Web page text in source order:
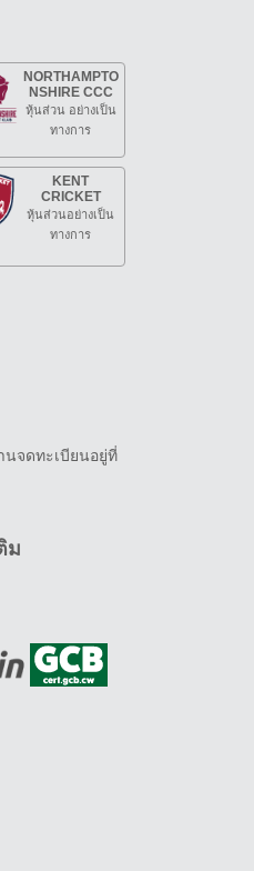
NORTHAMPTO
NSHIRE CCC
หุ้นส่วน อย่างเป็น
ทางการ
KENT
CRICKET
หุ้นส่วนอย่างเป็น
ทางการ
นจดทะเบียนอยู่ที่
ม